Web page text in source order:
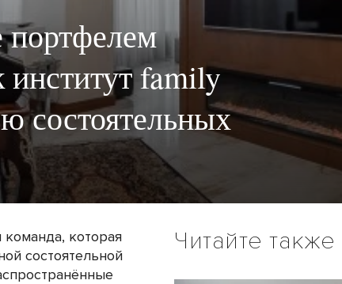
family
состоятельных
которая
состоятельной
Читайте также